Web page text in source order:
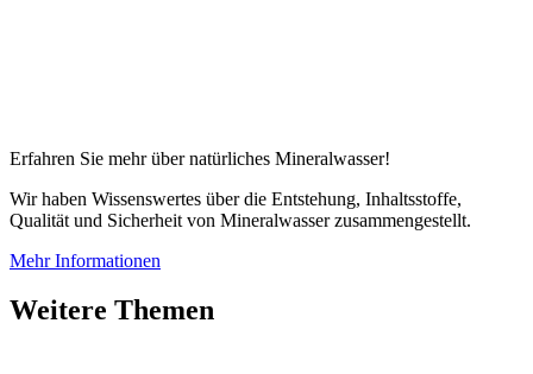
Erfahren Sie mehr über natürliches Mineralwasser!
Wir haben Wissenswertes über die Entstehung, Inhaltsstoffe,
Qualität und Sicherheit von Mineralwasser zusammengestellt.
Mehr Informationen
Weitere Themen